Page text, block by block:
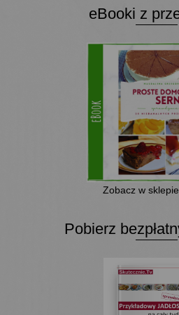
eBooki z
Zobacz w
Pobierz